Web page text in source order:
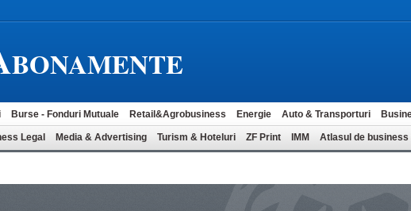
BONAMENTE
Burse - Fonduri Mutuale Retail&Agrobusiness Energie Auto & Transporturi
Legal Media & Advertising Turism & Hoteluri ZF Print IMM Atlasul de business